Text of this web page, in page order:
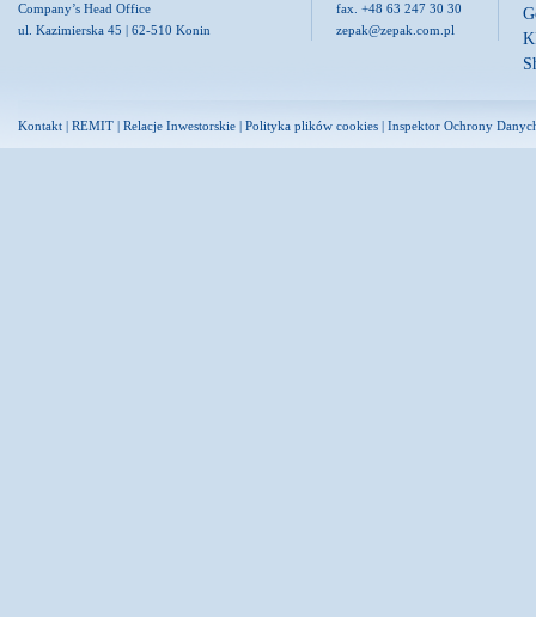
Company’s Head Office
ul. Kazimierska 45 | 62-510 Konin
fax. +48 63 247 30 30
zepak@zepak.com.pl
Kontakt | REMIT | Relacje Inwestorskie | Polityka plików cookies | Inspektor Ochrony